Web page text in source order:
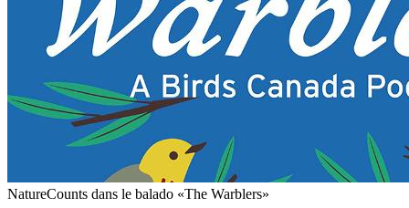
NatureCounts dans le balado «The Warblers»